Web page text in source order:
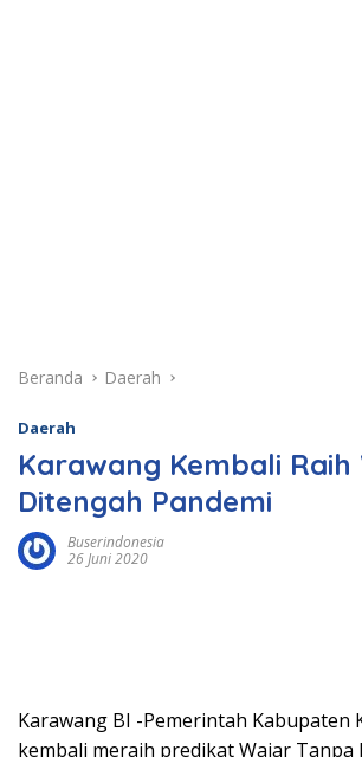
Beranda Daerah
Daerah
Karawang Kembali Raih
Ditengah Pandemi
Buserindonesia
26 Juni 2020
Karawang BI -Pemerintah Kabupaten
kembali meraih predikat Wajar Tanpa